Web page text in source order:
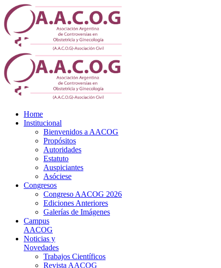
Home
Institucional
Bienvenidos a AACOG
Propósitos
Autoridades
Estatuto
Auspiciantes
Asóciese
Congresos
Congreso AACOG 2026
Ediciones Anteriores
Galerías de Imágenes
Campus
AACOG
Noticias y
Novedades
Trabajos Científicos
Revista AACOG